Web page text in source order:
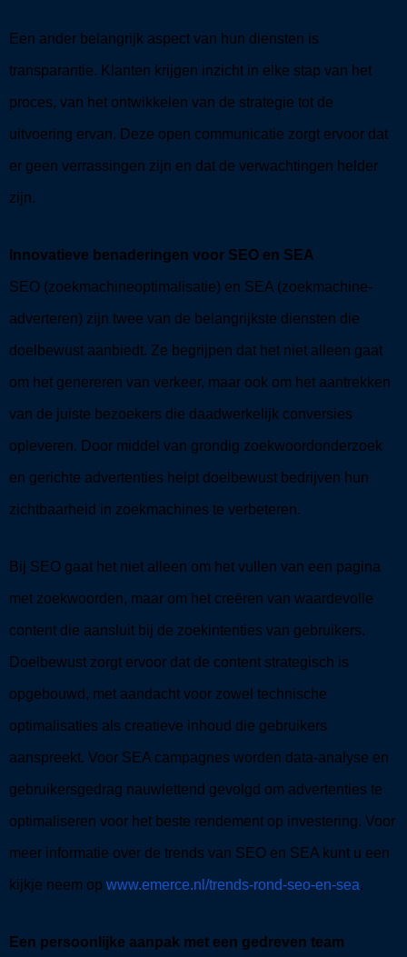
Een ander belangrijk aspect van hun diensten is
transparantie. Klanten krijgen inzicht in elke stap van het
proces, van het ontwikkelen van de strategie tot de
uitvoering ervan. Deze open communicatie zorgt ervoor dat
er geen verrassingen zijn en dat de verwachtingen helder
zijn.
Innovatieve benaderingen voor SEO en SEA
SEO (zoekmachineoptimalisatie) en SEA (zoekmachine-
adverteren) zijn twee van de belangrijkste diensten die
doelbewust aanbiedt. Ze begrijpen dat het niet alleen gaat
om het genereren van verkeer, maar ook om het aantrekken
van de juiste bezoekers die daadwerkelijk conversies
opleveren. Door middel van grondig zoekwoordonderzoek
en gerichte advertenties helpt doelbewust bedrijven hun
zichtbaarheid in zoekmachines te verbeteren.
Bij SEO gaat het niet alleen om het vullen van een pagina
met zoekwoorden, maar om het creëren van waardevolle
content die aansluit bij de zoekintenties van gebruikers.
Doelbewust zorgt ervoor dat de content strategisch is
opgebouwd, met aandacht voor zowel technische
optimalisaties als creatieve inhoud die gebruikers
aanspreekt. Voor SEA campagnes worden data-analyse en
gebruikersgedrag nauwlettend gevolgd om advertenties te
optimaliseren voor het beste rendement op investering. Voor
meer informatie over de trends van SEO en SEA kunt u een
kijkje neem op www.emerce.nl/trends-rond-seo-en-sea.
Een persoonlijke aanpak met een gedreven team